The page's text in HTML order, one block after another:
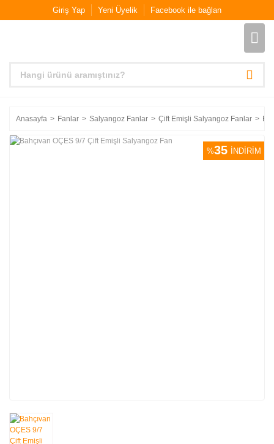
Giriş Yap Yeni Üyelik Facebook ile bağlan
Anasayfa Fanlar Salyangoz Fanlar Çift Emişli Salyangoz Fanlar
%35 İNDİRİM